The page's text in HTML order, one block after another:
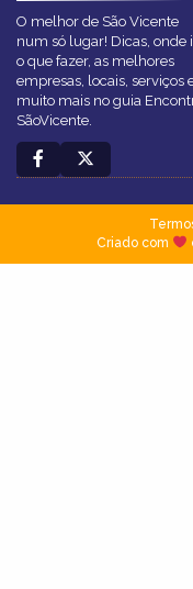
O melhor de São Vicente
num só lugar! Dicas, onde
o que fazer, as melhores
empresas, locais, serviços
muito mais no guia
SãoVicente.
Criado com